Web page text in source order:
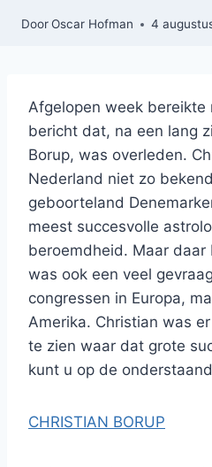
DoorOscar Hofman 4
Afgelopen week bereikte
bericht dat, na een lang
Borup, was overleden.
Nederland niet zo
geboorteland
meest succesvolle
beroemdheid. Maar
was ook een veel
congressen in Europa,
Amerika. Christian was
te zien waar dat grote
kunt u op de
CHRISTIAN BORUP